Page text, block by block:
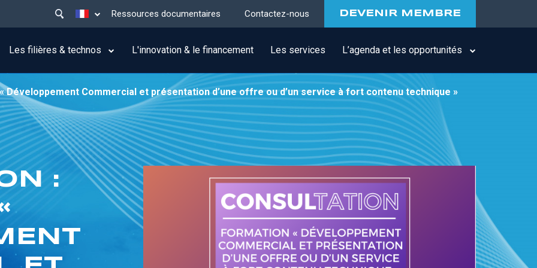
Lister les actions supplémentaires
menu
top
Ressources documentaires Contactez-nous DEVENIR MEMBRE
Les filières & technos L'innovation & le financement Les services L’agenda et les opportunités
Développement Commercial et présentation d’une offre ou d’un service à fort contenu technique »
: